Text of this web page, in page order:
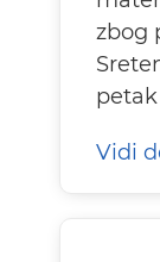
zbog
petak
Vidi